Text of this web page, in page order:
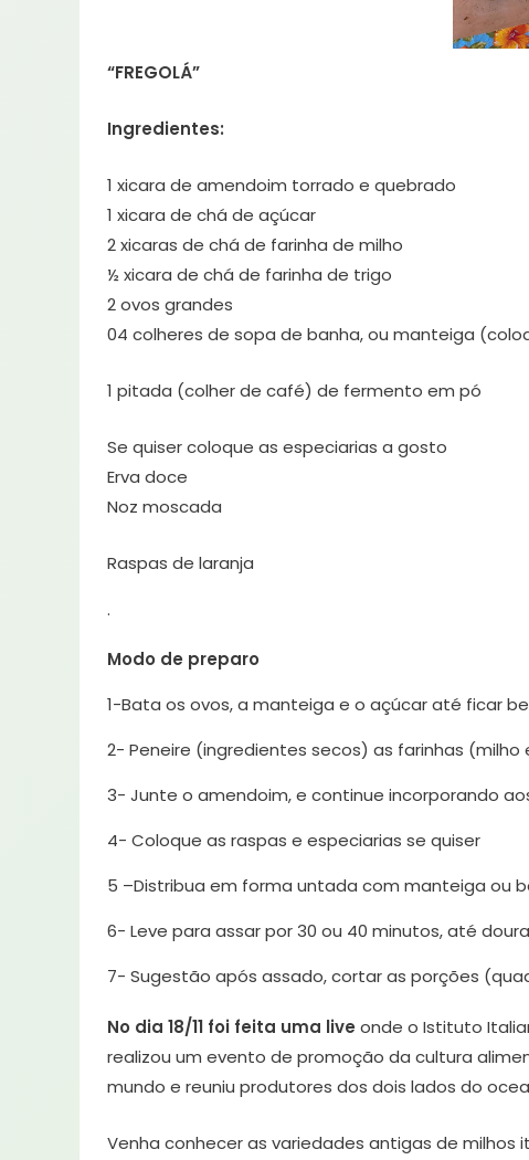
“FREGOLÁ”
Ingredientes:
1 xicara de amendoim torrado e quebrado
1 xicara de chá de açúcar
2 xicaras de chá de farinha de milho
½ xicara de chá de farinha de trigo
2 ovos grandes
04 colheres de sopa de banha, ou manteiga
1 pitada (colher de café) de fermento em pó
Se quiser coloque as especiarias a gosto
Erva doce
Noz moscada
Raspas de laranja
·
Modo de preparo
1-Bata os ovos, a manteiga e o açúcar até ficar
2- Peneire (ingredientes secos) as farinhas
3- Junte o amendoim, e continue incorporando
4- Coloque as raspas e especiarias se quiser
5 –Distribua em forma untada com manteiga ou
6- Leve para assar por 30 ou 40 minutos, até
7- Sugestão após assado, cortar as porções
No dia 18/11 foi feita uma live onde o Istituto
realizou um evento de promoção da cultura
mundo e reuniu produtores dos dois lados do
Venha conhecer as variedades antigas de milhos